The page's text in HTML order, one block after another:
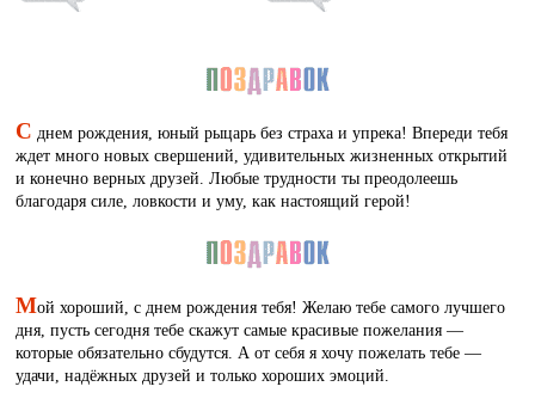
С днем рождения, юный рыцарь без страха и упрека! Впереди тебя
ждет много новых свершений, удивительных жизненных открытий
и конечно верных друзей. Любые трудности ты преодолеешь
благодаря силе, ловкости и уму, как настоящий герой!
Мой хороший, с днем рождения тебя! Желаю тебе самого лучшего
дня, пусть сегодня тебе скажут самые красивые пожелания —
которые обязательно сбудутся. А от себя я хочу пожелать тебе —
удачи, надёжных друзей и только хороших эмоций.